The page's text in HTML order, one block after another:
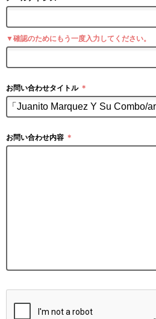
▼確認のためにもう一度入力してください。
お問い合わせタイトル ＊
お問い合わせ内容 ＊